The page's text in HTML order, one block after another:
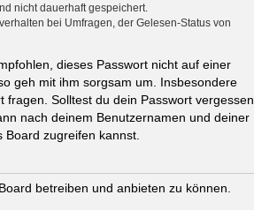
nicht dauerhaft gespeichert.
bei Umfragen, der Gelesen-Status von
dieses Passwort nicht auf einer
geh mit ihm sorgsam um. Insbesondere
Solltest du dein Passwort vergessen
nach deinem Benutzernamen und deiner
zugreifen kannst.
betreiben und anbieten zu können.